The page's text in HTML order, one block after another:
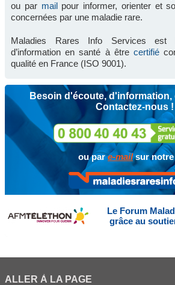
ou par mailpour informer, orienter et
concernées par une maladie rare.
Maladies Rares Info Services est
d’information en santé à êtrecertifié
qualité en France (ISO 9001).
Besoin d'écoute,
Contactez-nous !
ou pare-mailsur notre
Le Forum
grâce au
ALLER À LA PAGE